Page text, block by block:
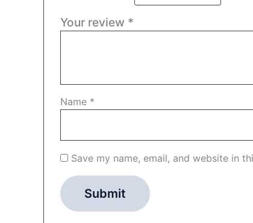
Your review *
Name *
Save my name, email, and website in